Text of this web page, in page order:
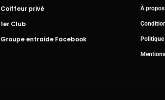
Coiffeur privé
1er Club
Groupe entraide Facebook
À propos
Politique